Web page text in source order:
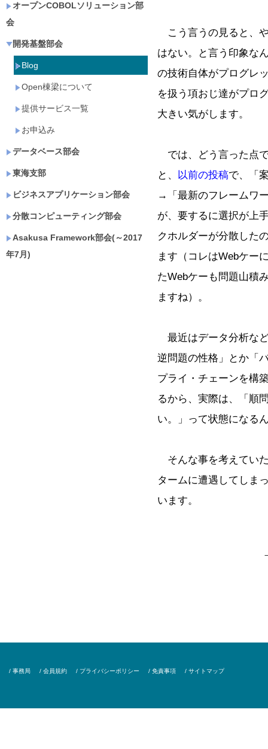
オープンCOBOLソリューション部
会
開発基盤部会
Blog
Open棟梁について
提供サービス一覧
お申込み
データベース部会
東海支部
ビジネスアプリケーション部会
分散コンピューティング部会
Asakusa Framework部会(～2017
年7月)
こう言うの見ると、
はない。と言う印象な
の技術自体がプログレ
を扱う項おじ達がプロ
大きい気がします。
では、どう言った点
と、 以前の投稿で、「
→「最新のフレームワ
が、要するに選択が上
クホルダーが分散した
ます（コレはWebケー
たWebケーも問題山積
ますね）。
最近はデータ分析な
逆問題の性格」とか「
プライ・チェーンを構
るから、実際は、「順
い。」って状態になる
そんな事を考えてい
タームに遭遇してしま
います。
/ 事務局 / 会員規約 / プライバシーポリシー / 免責事項 / サイトマップ